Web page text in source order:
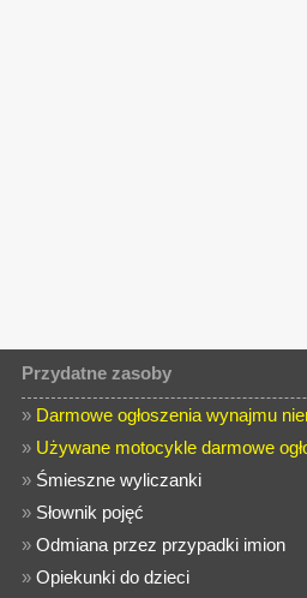
Przydatne zasoby
» Darmowe ogłoszenia wynajmu
» Używane motocykle darmowe
» Śmieszne wyliczanki
» Słownik pojęć
»Odmiana przez przypadki imion
»Opiekunki do dzieci